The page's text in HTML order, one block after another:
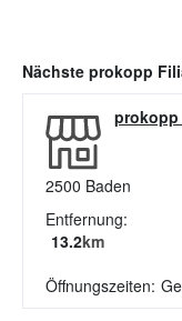
Nächste prokopp
prokopp
2500 Baden
Entfernung:
13.2km
Öffnungszeiten: